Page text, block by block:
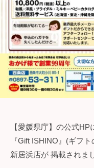
【愛媛県庁】の公式HP
『Gift ISHINO』(ギフト
新居浜店が 掲載されま